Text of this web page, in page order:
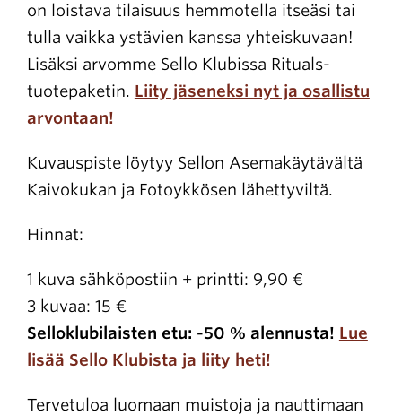
on loistava tilaisuus hemmotella itseäsi tai
tulla vaikka ystävien kanssa yhteiskuvaan!
Lisäksi arvomme Sello Klubissa Rituals-
tuotepaketin. Liity jäseneksi nyt ja osallistu
arvontaan!
Kuvauspiste löytyy Sellon Asemakäytävältä
Kaivokukan ja Fotoykkösen lähettyviltä.
Hinnat:
1 kuva sähköpostiin + printti: 9,90 €
3 kuvaa: 15 €
Selloklubilaisten etu: -50 % alennusta! Lue
lisää Sello Klubista ja liity heti!
Tervetuloa luomaan muistoja ja nauttimaan